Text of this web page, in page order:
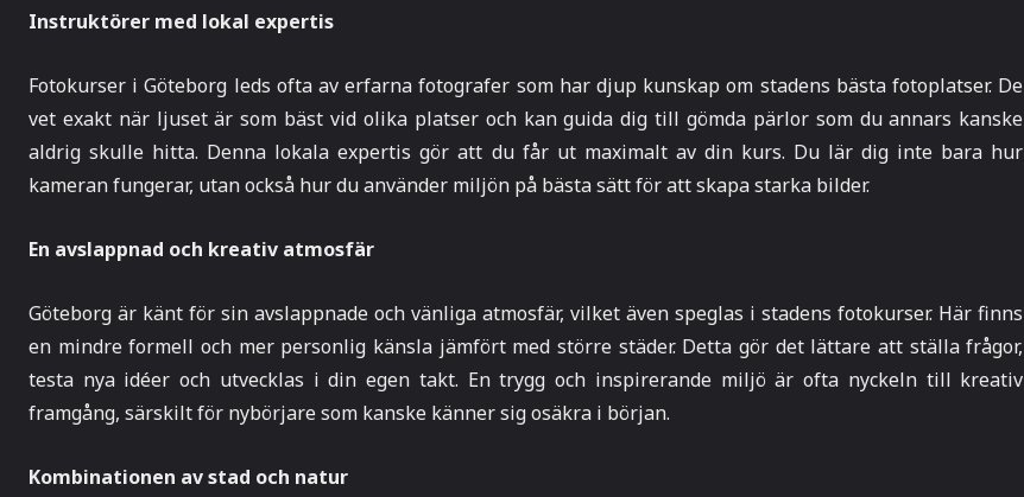
Instruktörer med lokal expertis
Fotokurser i Göteborg leds ofta av erfarna fotografer som har djup kunskap om stadens bästa fotoplatser. De
vet exakt när ljuset är som bäst vid olika platser och kan guida dig till gömda pärlor som du annars kanske
aldrig skulle hitta. Denna lokala expertis gör att du får ut maximalt av din kurs. Du lär dig inte bara hur
kameran fungerar, utan också hur du använder miljön på bästa sätt för att skapa starka bilder.
En avslappnad och kreativ atmosfär
Göteborg är känt för sin avslappnade och vänliga atmosfär, vilket även speglas i stadens fotokurser. Här finns
en mindre formell och mer personlig känsla jämfört med större städer. Detta gör det lättare att ställa frågor,
testa nya idéer och utvecklas i din egen takt. En trygg och inspirerande miljö är ofta nyckeln till kreativ
framgång, särskilt för nybörjare som kanske känner sig osäkra i början.
Kombinationen av stad och natur